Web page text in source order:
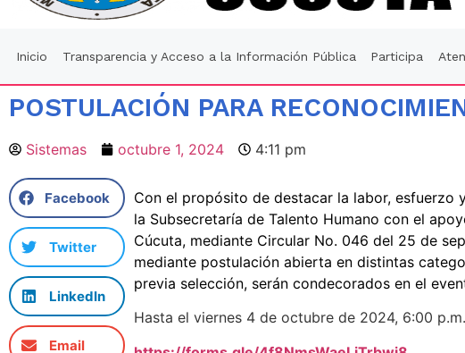
Inicio Transparencia y Acceso a la Información Pública Participa
POSTULACIÓN PARA
Sistemas octubre 1, 2024 4:11 pm
Facebook
Twitter
LinkedIn
Email
Con el propósito de destacar la labor,
la Subsecretaría de Talento Humano con el
Cúcuta, mediante Circular No. 046 del 25 de
mediante postulación abierta en distintas
previa selección, serán condecorados en el
Hasta el viernes 4 de octubre de 2024, 6:00